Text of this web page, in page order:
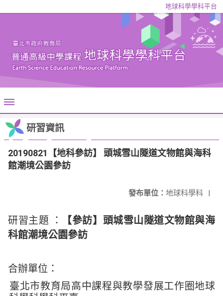
地球科學學科平台
研習資訊
20190821【地科參訪】 頭城雪山隧道文物館與海科
館潮境公園參訪
發布單位： 地球科學科 |
研習主題 ：
【參訪】頭城雪山隧道文物館與海
科館潮境公園參訪
合辦單位：
臺北市教育局高中課程與教學發展工作圈地球